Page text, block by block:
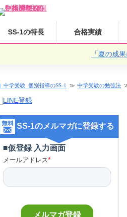
SS-1の特長 合格実績
「夏の成
中学受験 個別指導のSS-1 中学受験の勉強法
SS-1のメルマガに登録する